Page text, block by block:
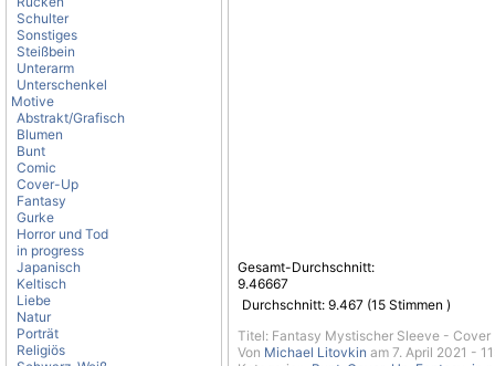
Schulter
Sonstiges
Steißbein
Unterarm
Unterschenkel
Motive
Abstrakt/Grafisch
Blumen
Bunt
Comic
Cover-Up
Fantasy
Gurke
Horror und Tod
in progress
Japanisch
Keltisch
Liebe
Natur
Porträt
Religiös
Gesamt-Durchschnitt:
9.46667
Durchschnitt: 9.467 (15 Stimmen )
Titel: Fantasy Mystischer Sleeve -
Von Michael Litovkin am 7. April 2021 -